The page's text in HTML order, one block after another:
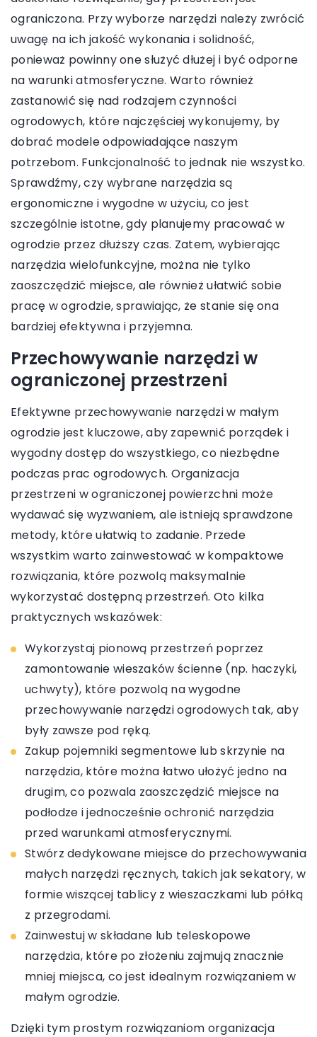
ograniczona. Przy wyborze narzędzi należy zwrócić
uwagę na ich jakość wykonania i solidność,
ponieważ powinny one służyć dłużej i być odporne
na warunki atmosferyczne. Warto również
zastanowić się nad rodzajem czynności
ogrodowych, które najczęściej wykonujemy, by
dobrać modele odpowiadające naszym
potrzebom. Funkcjonalność to jednak nie wszystko.
Sprawdźmy, czy wybrane narzędzia są
ergonomiczne i wygodne w użyciu, co jest
szczególnie istotne, gdy planujemy pracować w
ogrodzie przez dłuższy czas. Zatem, wybierając
narzędzia wielofunkcyjne, można nie tylko
zaoszczędzić miejsce, ale również ułatwić sobie
pracę w ogrodzie, sprawiając, że stanie się ona
bardziej efektywna i przyjemna.
Przechowywanie narzędzi w
ograniczonej przestrzeni
Efektywne przechowywanie narzędzi w małym
ogrodzie jest kluczowe, aby zapewnić porządek i
wygodny dostęp do wszystkiego, co niezbędne
podczas prac ogrodowych. Organizacja
przestrzeni w ograniczonej powierzchni może
wydawać się wyzwaniem, ale istnieją sprawdzone
metody, które ułatwią to zadanie. Przede
wszystkim warto zainwestować w kompaktowe
rozwiązania, które pozwolą maksymalnie
wykorzystać dostępną przestrzeń. Oto kilka
praktycznych wskazówek:
Wykorzystaj pionową przestrzeń poprzez
zamontowanie wieszaków ścienne (np. haczyki,
uchwyty), które pozwolą na wygodne
przechowywanie narzędzi ogrodowych tak, aby
były zawsze pod ręką.
Zakup pojemniki segmentowe lub skrzynie na
narzędzia, które można łatwo ułożyć jedno na
drugim, co pozwala zaoszczędzić miejsce na
podłodze i jednocześnie ochronić narzędzia
przed warunkami atmosferycznymi.
Stwórz dedykowane miejsce do przechowywania
małych narzędzi ręcznych, takich jak sekatory, w
formie wiszącej tablicy z wieszaczkami lub półką
z przegrodami.
Zainwestuj w składane lub teleskopowe
narzędzia, które po złożeniu zajmują znacznie
mniej miejsca, co jest idealnym rozwiązaniem w
małym ogrodzie.
Dzięki tym prostym rozwiązaniom organizacja